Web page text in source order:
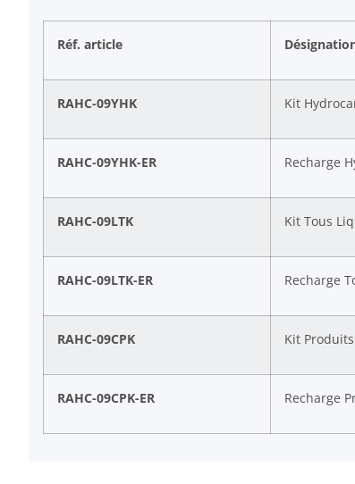
Réf. article
RAHC-09YHK Kit
RAHC-09YHK-ER Recharge
RAHC-09LTK Kit Tous
RAHC-09LTK-ER Recharge
RAHC-09CPK Kit
RAHC-09CPK-ER Recharge